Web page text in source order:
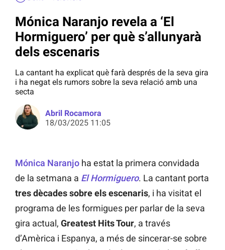
Mónica Naranjo revela a ‘El
Hormiguero’ per què s’allunyarà
dels escenaris
La cantant ha explicat què farà després de la seva gira
i ha negat els rumors sobre la seva relació amb una
secta
Abril Rocamora
18/03/2025 11:05
Mónica Naranjo ha estat la primera convidada
de la setmana a El Hormiguero. La cantant porta
tres dècades sobre els escenaris, i ha visitat el
programa de les formigues per parlar de la seva
gira actual, Greatest Hits Tour, a través
d’Amèrica i Espanya, a més de sincerar-se sobre